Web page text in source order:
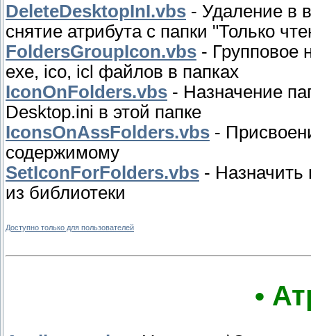
DeleteDesktopInI.vbs - Удаление в
снятие атрибута с папки "Только
FoldersGroupIcon.vbs - Групповое
exe, ico, icl файлов в папках
IconOnFolders.vbs - Назначение
Desktop.ini в этой папке
IconsOnAssFolders.vbs -
содержимому
SetIconForFolders.vbs -
из библиотеки
Доступно только для пользователей
•